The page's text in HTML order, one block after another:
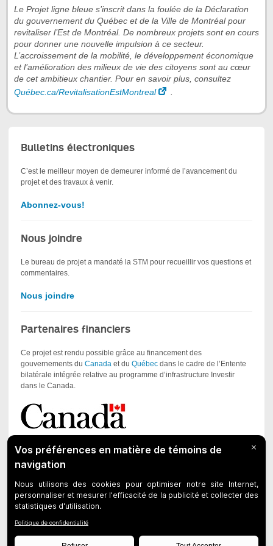
Le Projet ligne bleue s’inscrit dans la foulée de la Déclaration
du gouvernement du Québec et de la Ville de Montréal pour
revitaliser l’Est de Montréal. De nombreux projets sont en cours
pour donner une nouvelle impulsion à ce secteur.
L’accroissement de la mobilité, le développement économique
et l’amélioration des milieux de vie des citoyens sont au cœur
de cet ambitieux chantier. Pour en savoir plus, consultez
Québec.ca/RevitalisationEstMontreal
Bulletins électroniques
C’est le meilleur moyen de demeurer informé de l’avancement du
projet et des travaux à venir.
Abonnez-vous!
Nous joindre
Le bureau de projet a mandaté la STM pour recueillir vos questions et
commentaires.
Nous joindre
Partenaires financiers
Ce projet est rendu possible grâce au financement des
gouvernements duCanada et duQuébec dans le cadre de l’Entente
bilatérale intégrée relative au programme d’infrastructure Investir
dans le Canada.